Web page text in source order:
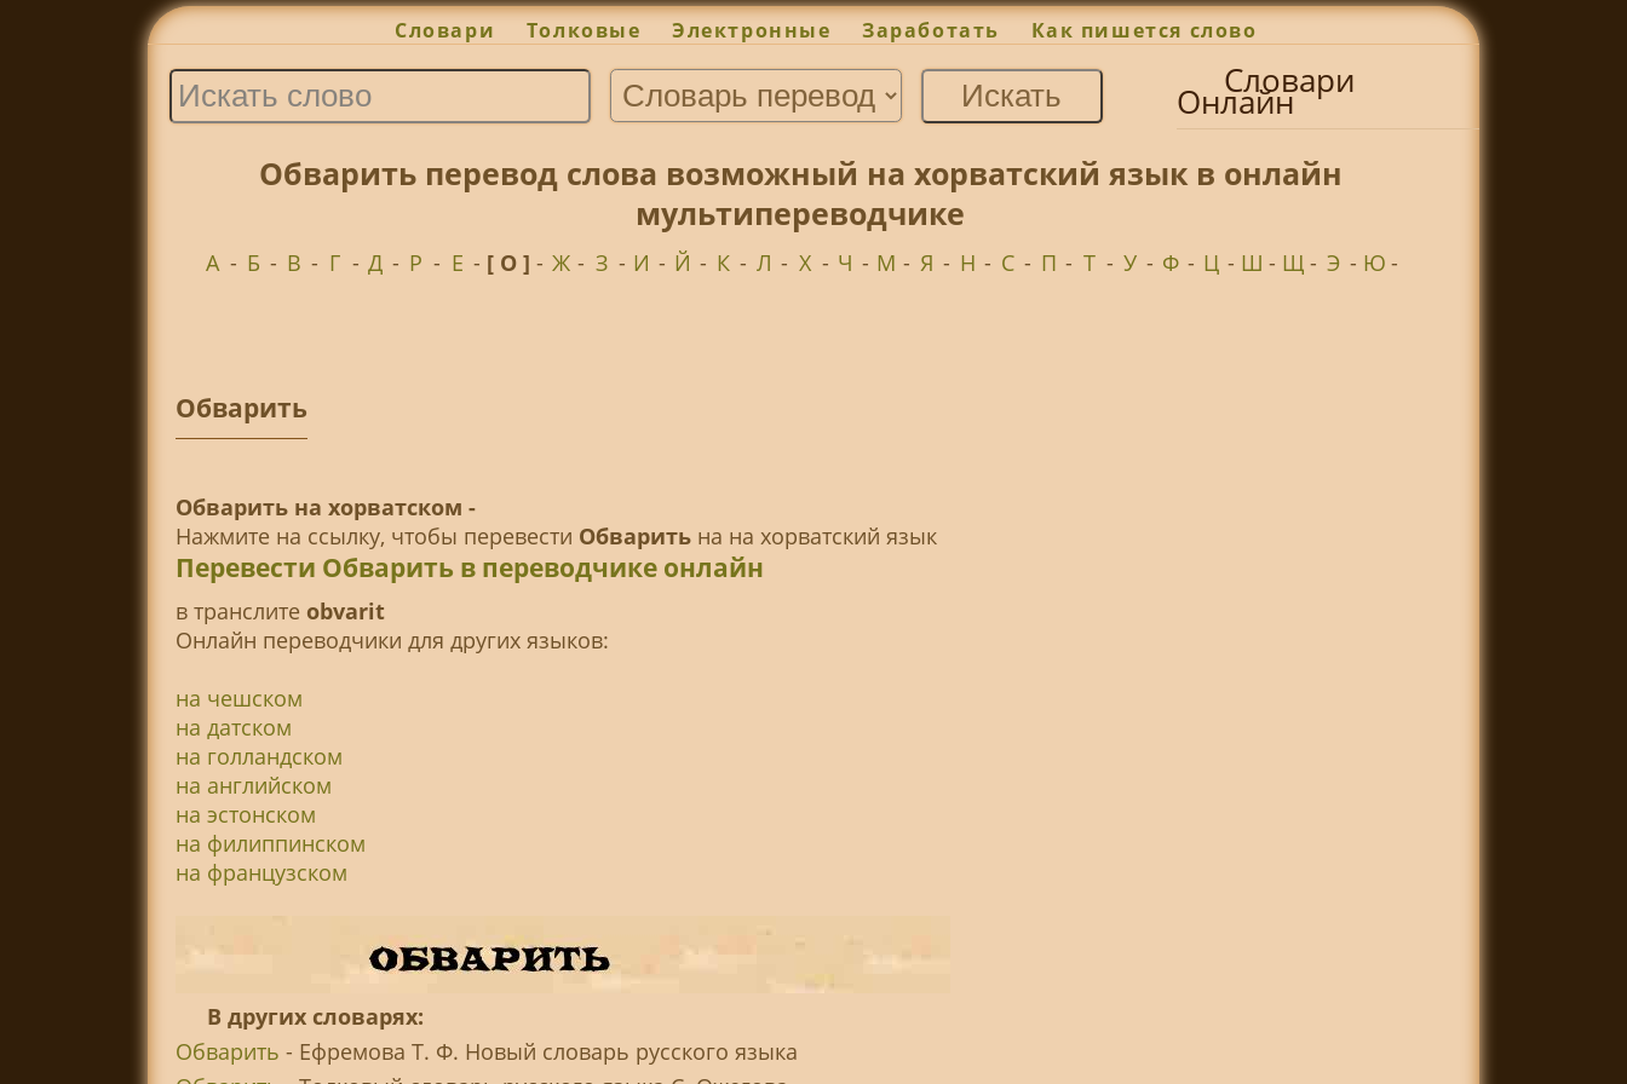
Словари Толковые Электронные Заработать Как пишется слово
Словари
Онлайн
Обварить перевод слова возможный на хорватский язык в онлайн
мультипереводчике
А - Б - В - Г - Д - Р - Е - [ О ]- Ж - З - И - Й - К - Л - Х - Ч - М - Я - Н - С - П - Т - У - Ф - Ц - Ш - Щ- Э - Ю-
Обварить
Обварить на хорватском -
Нажмите на ссылку, чтобы перевести Обваритьна на хорватский язык
Перевести Обварить в переводчике онлайн
в транслитe obvarit
Онлайн переводчики для других языков:
на чешском
на датском
на голландском
на английском
на эстонском
на филиппинском
на французском
В других словарях:
Обварить - Ефремова Т. Ф. Новый словарь русского языка